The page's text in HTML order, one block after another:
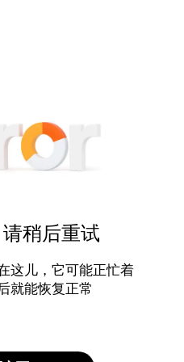
稍后重试
这儿，它可能正忙着
就能恢复正常